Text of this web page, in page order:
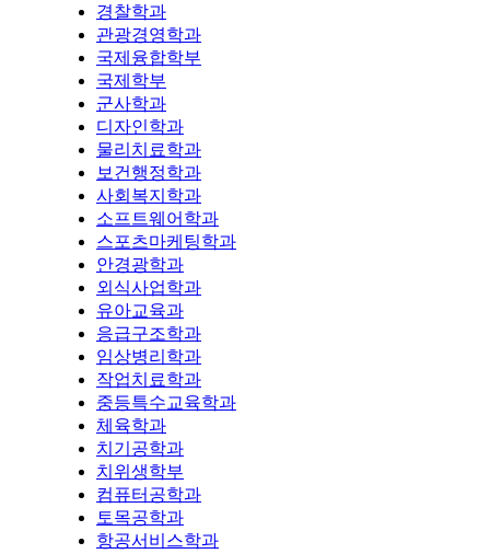
경찰학과
관광경영학과
국제융합학부
국제학부
군사학과
디자인학과
물리치료학과
보건행정학과
사회복지학과
소프트웨어학과
스포츠마케팅학과
안경광학과
외식사업학과
유아교육과
응급구조학과
임상병리학과
작업치료학과
중등특수교육학과
체육학과
치기공학과
치위생학부
컴퓨터공학과
토목공학과
항공서비스학과